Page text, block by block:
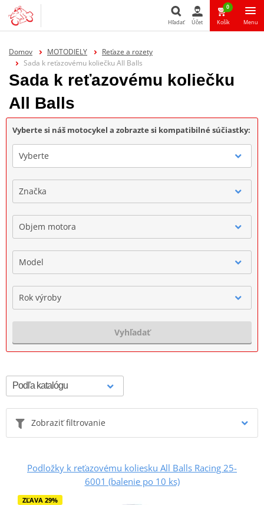
Hľadať Účet
0
Košík Menu
Domov MOTODIELY
Reťaze a rozety
Sada k reťazovému koliečku All Balls
Sada k reťazovému koliečku
All Balls
Vyberte si náš motocykel a zobrazte si kompatibilné súčiastky:
Vyberte
Značka
Objem motora
Model
Rok výroby
Vyhľadať
Zobraziť filtrovanie
Podložky k reťazovému koliesku All Balls Racing 25-
6001 (balenie po 10 ks)
ZĽAVA 29%